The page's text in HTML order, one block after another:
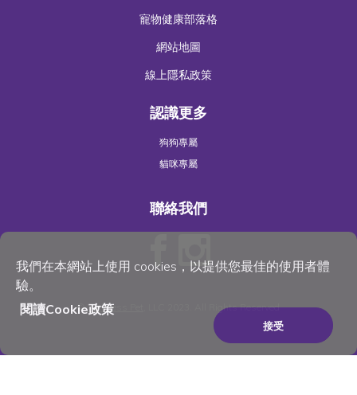
我們在本網站上使用 cookies，以提供您最佳的使用者體
驗。
閱讀Cookie政策
接受
寵物健康部落格
網站地圖
線上隱私政策
認識更多
狗狗專屬
貓咪專屬
聯絡我們
©Wellness Pet , LLC 2023. All Rights Reserved